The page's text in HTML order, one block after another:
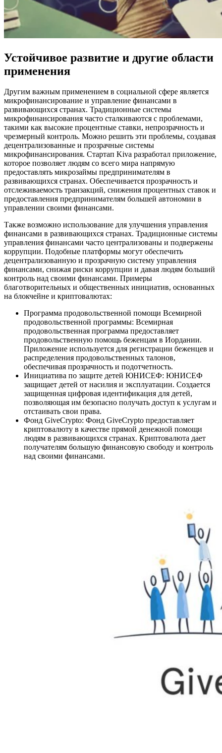
Устойчивое развитие и другие области
применения
Другим важным применением в социальной сфере является
микрофинансирование и управление финансами в
развивающихся странах. Традиционные системы
микрофинансирования часто сталкиваются с проблемами,
такими как высокие процентные ставки, непрозрачность и
чрезмерный контроль. Можно решить эти проблемы, создавая
децентрализованные и прозрачные системы
микрофинансирования. Стартап Kiva разработал приложение,
которое позволяет людям со всего мира напрямую
предоставлять микрозаймы предпринимателям в
развивающихся странах. Обеспечивается прозрачность и
отслеживаемость транзакций, снижения процентных ставок и
предоставления предпринимателям большей автономии в
управлении своими финансами.
Также возможно использование для улучшения управления
финансами в развивающихся странах. Традиционные системы
управления финансами часто централизованы и подвержены
коррупции. Подобные платформы могут обеспечить
децентрализованную и прозрачную систему управления
финансами, снижая риски коррупции и давая людям больший
контроль над своими финансами. Примеры
благотворительных и общественных инициатив, основанных
на блокчейне и криптовалютах:
Программа продовольственной помощи Всемирной
продовольственной программы: Всемирная
продовольственная программа предоставляет
продовольственную помощь беженцам в Иордании.
Приложение используется для регистрации беженцев и
распределения продовольственных талонов,
обеспечивая прозрачность и подотчетность.
Инициатива по защите детей ЮНИСЕФ: ЮНИСЕФ
защищает детей от насилия и эксплуатации. Создаeтся
защищенная цифровая идентификация для детей,
позволяющая им безопасно получать доступ к услугам и
отстаивать свои права.
Фонд GiveCrypto: Фонд GiveCrypto предоставляет
криптовалюту в качестве прямой денежной помощи
людям в развивающихся странах. Криптовалюта дает
получателям большую финансовую свободу и контроль
над своими финансами.